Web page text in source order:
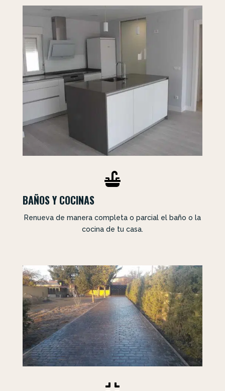

BAÑOS Y COCINAS
Renueva de manera completa o parcial el baño o la
cocina de tu casa.